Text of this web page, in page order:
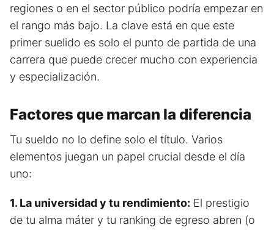
regiones o en el sector público podría empezar en
el rango más bajo. La clave está en que este
primer suelido es solo el punto de partida de una
carrera que puede crecer mucho con experiencia
y especialización.
Factores que marcan la diferencia
Tu sueldo no lo define solo el título. Varios
elementos juegan un papel crucial desde el día
uno:
1. La universidad y tu rendimiento: El prestigio
de tu alma máter y tu ranking de egreso abren (o